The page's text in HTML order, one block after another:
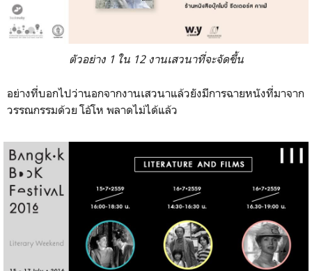
ตัวอย่าง 1 ใน 12 งานเสวนาที่จะจัดขึ้น
อย่างที่บอกไปว่านอกจากงานเสวนาแล้วยังมีการฉายหนังที่มาจาก
วรรณกรรมด้วย โอ้โห พลาดไม่ได้แล้ว